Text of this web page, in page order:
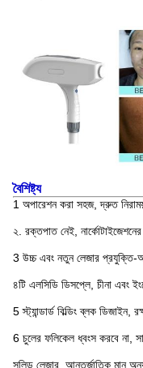
বৈশিষ্ট্য
1 অপারেশন করা সহজ, দ্রুত
২. রক্তপাত নেই,
3 উচ্চ এবং নতুন লেজার
৪টি এলসিডি ডিসপ্লে, চীনা এবং
5 স্ট্যান্ডার্ড বিল্ডিং ব্লক ডিজাইন,
6 চুলের ফলিকেল ধ্বংস করবে না,
সলিড লেজার, আন্তর্জাতিক মান